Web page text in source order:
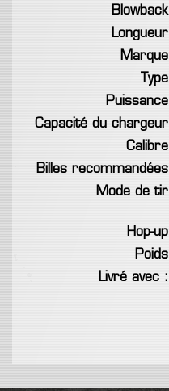
Blowback
Longueur
Marque
Type
Puissance
Capacité du chargeur
Calibre
Billes recommandées
Mode de tir
Hop-up
Poids
Livré avec :